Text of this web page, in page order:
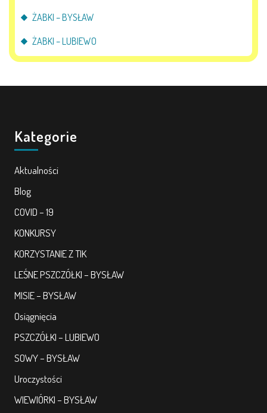
ŻABKI – BYSŁAW
ŻABKI – LUBIEWO
Kategorie
Aktualności
Blog
COVID – 19
KONKURSY
KORZYSTANIE Z TIK
LEŚNE PSZCZÓŁKI – BYSŁAW
MISIE – BYSŁAW
Osiągnięcia
PSZCZÓŁKI – LUBIEWO
SOWY – BYSŁAW
Uroczystości
WIEWIÓRKI – BYSŁAW